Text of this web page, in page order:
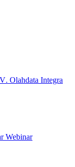
Olahdata Integra
Webinar